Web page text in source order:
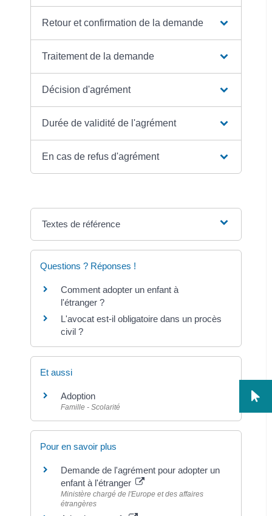
Retour et confirmation de la demande
Traitement de la demande
Décision d'agrément
Durée de validité de l'agrément
En cas de refus d'agrément
Textes de référence
Questions ? Réponses !
Comment adopter un enfant à
l'étranger ?
L'avocat est-il obligatoire dans un procès
civil ?
Et aussi
Adoption
Famille - Scolarité
Pour en savoir plus
Demande de l'agrément pour adopter un
enfant à l'étranger
Ministère chargé de l'Europe et des affaires
étrangères